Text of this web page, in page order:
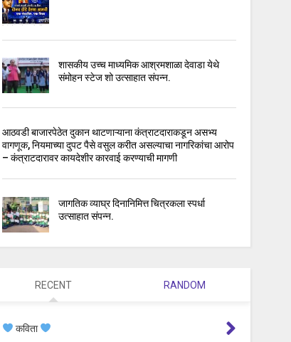
शासकीय उच्च माध्यमिक आश्रमशाळा देवाडा येथे
संमोहन स्टेज शो उत्साहात संपन्न.
आठवडी बाजारपेठेत दुकान थाटणाऱ्याना कंत्राटदाराकडून असभ्य
वागणूक, नियमाच्या दुपट पैसे वसुल करीत असल्याचा नागरिकांचा आरोप
– कंत्राटदारावर कायदेशीर कारवाई करण्याची मागणी
जागतिक व्याघ्र दिनानिमित्त चित्रकला स्पर्धा
उत्साहात संपन्न.
RECENT RANDOM
कविता